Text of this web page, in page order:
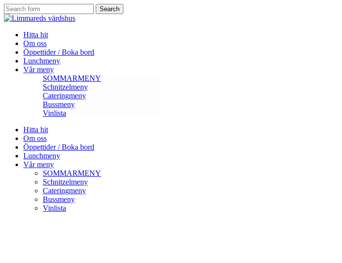
Search
for:
Hitta hit
Om oss
Öppettider / Boka bord
Lunchmeny
Vår meny
SOMMARMENY
Schnitzelmeny
Cateringmeny
Bussmeny
Vinlista
Hitta hit
Om oss
Öppettider / Boka bord
Lunchmeny
Vår meny
SOMMARMENY
Schnitzelmeny
Cateringmeny
Bussmeny
Vinlista